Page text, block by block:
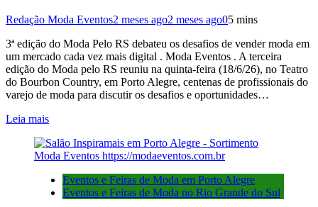
Redação Moda Eventos2 meses ago2 meses ago05 mins
3ª edição do Moda Pelo RS debateu os desafios de vender moda em
um mercado cada vez mais digital . Moda Eventos . A terceira
edição do Moda pelo RS reuniu na quinta-feira (18/6/26), no Teatro
do Bourbon Country, em Porto Alegre, centenas de profissionais do
varejo de moda para discutir os desafios e oportunidades…
Leia mais
Eventos e Feiras de Moda em Porto Alegre
Eventos e Feiras de Moda no Rio Grande do Sul